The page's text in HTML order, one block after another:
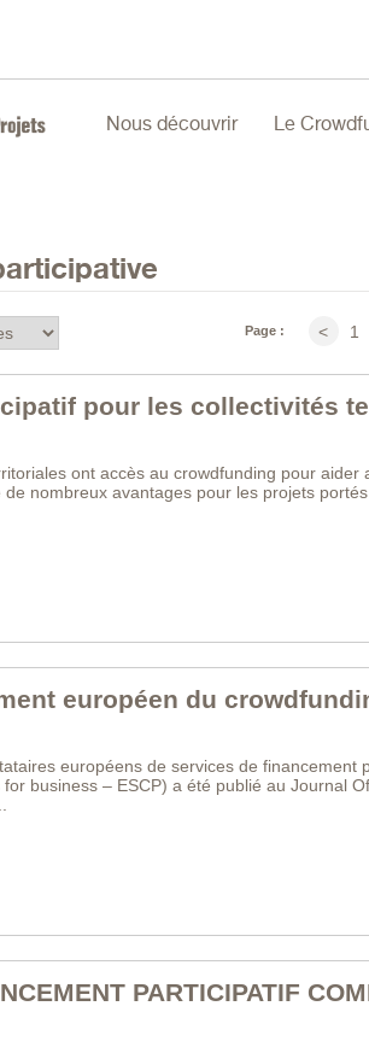
Nous découvrir Le
Page : < 1
pour les collectivités
ont accès au crowdfunding pour
nombreux avantages pour les projets
européen du
européens de services de financement
business – ESCP) a été publié au Journal
PARTICIPATIF